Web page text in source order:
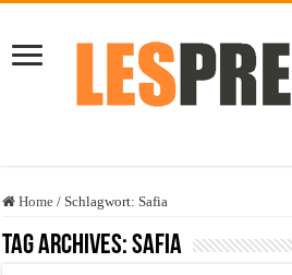
Home / Schlagwort:Safia
Tag Archives:Safia